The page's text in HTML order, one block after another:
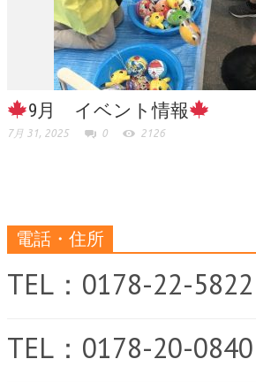
9月 イベント情報
7月 31, 2025 0 2126
電話・住所
TEL：0178-22-5822
TEL：0178-20-0840